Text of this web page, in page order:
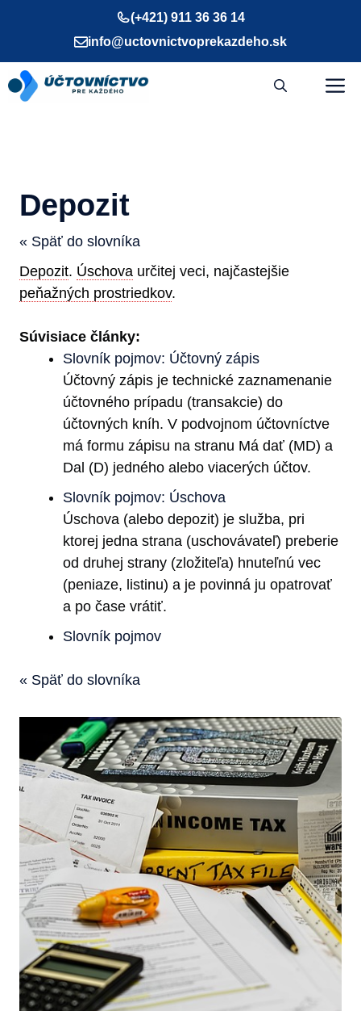
(+421) 911 36 36 14
info@uctovnictvoprekazdeho.sk
Depozit
« Späť do slovníka
Depozit. Úschova určitej veci, najčastejšie
peňažných prostriedkov.
Súvisiace články:
Slovník pojmov: Účtovný zápis
Účtovný zápis je technické zaznamenanie
účtovného prípadu (transakcie) do
účtovných kníh. V podvojnom účtovníctve
má formu zápisu na stranu Má dať (MD) a
Dal (D) jedného alebo viacerých účtov.
Slovník pojmov: Úschova
Úschova (alebo depozit) je služba, pri
ktorej jedna strana (uschovávateľ) preberie
od druhej strany (zložiteľa) hnuteľnú vec
(peniaze, listinu) a je povinná ju opatrovať
a po čase vrátiť.
Slovník pojmov
« Späť do slovníka